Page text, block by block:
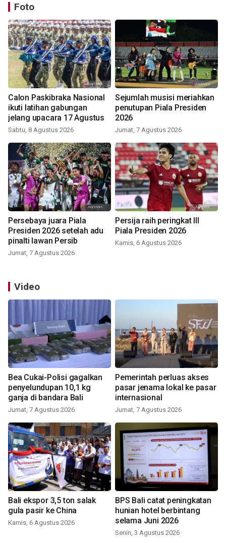
Foto
Calon Paskibraka Nasional
ikuti latihan gabungan
jelang upacara 17 Agustus
Sabtu, 8 Agustus 2026
Sejumlah musisi meriahkan
penutupan Piala Presiden
2026
Jumat, 7 Agustus 2026
Persebaya juara Piala
Presiden 2026 setelah adu
pinalti lawan Persib
Jumat, 7 Agustus 2026
Persija raih peringkat III
Piala Presiden 2026
Kamis, 6 Agustus 2026
Video
Bea Cukai-Polisi gagalkan
penyelundupan 10,1 kg
ganja di bandara Bali
Jumat, 7 Agustus 2026
Pemerintah perluas akses
pasar jenama lokal ke pasar
internasional
Jumat, 7 Agustus 2026
Bali ekspor 3,5 ton salak
gula pasir ke China
Kamis, 6 Agustus 2026
BPS Bali catat peningkatan
hunian hotel berbintang
selama Juni 2026
Senin, 3 Agustus 2026